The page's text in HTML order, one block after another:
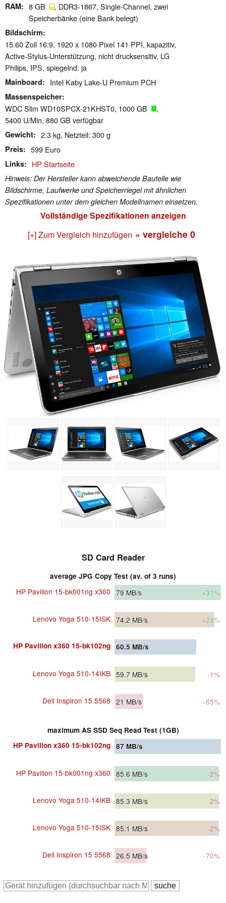
RAM 8 GB
, DDR3-1867, Single-Channel, zwei
Speicherbänke (eine Bank belegt)
Bildschirm
15.60 Zoll 16:9, 1920 x 1080 Pixel 141 PPI, kapazitiv,
Active-Stylus-Unterstützung, nicht drucksensitiv, LG
Philips, IPS, spiegelnd: ja
Mainboard Intel Kaby Lake-U Premium PCH
Massenspeicher
WDC Slim WD10SPCX-21KHST0, 1000 GB
,
5400 U/Min, 880 GB verfügbar
Gewicht 2.3 kg, Netzteil: 300 g
Preis 599 Euro
Links HP Startseite
Hinweis: Der Hersteller kann abweichende Bauteile wie
Bildschirme, Laufwerke und Speicherriegel mit ähnlichen
Spezifikationen unter dem gleichen Modellnamen einsetzen.
Vollständige Spezifikationen anzeigen
[+] Zum Vergleich hinzufügen » vergleiche 0
SD Card Reader
average JPG Copy Test (av. of 3 runs)
HP Pavilion 15-bk001ng x360 79 MB/s +31%
Lenovo Yoga 510-15ISK 74.2 MB/s +23%
HP Pavilion x360 15-bk102ng 60.5 MB/s
Lenovo Yoga 510-14IKB 59.7 MB/s -1%
Dell Inspiron 15 5568 21 MB/s -65%
maximum AS SSD Seq Read Test (1GB)
HP Pavilion x360 15-bk102ng 87 MB/s
HP Pavilion 15-bk001ng x360 85.6 MB/s -2%
Lenovo Yoga 510-14IKB 85.3 MB/s -2%
Lenovo Yoga 510-15ISK 85.1 MB/s -2%
Dell Inspiron 15 5568 26.5 MB/s -70%